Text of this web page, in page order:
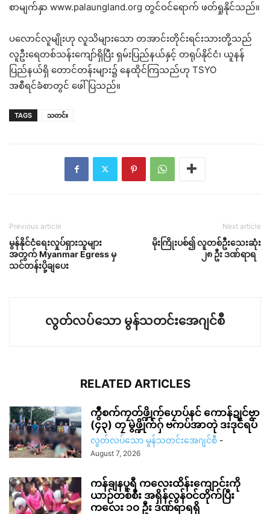
စာမျက်နှာ www.palaungland.org တွင်ဝင်ရောက် ဖတ်ရှုနိုင်သည်။
ပလောင်လူမျိုးဟု လူသိများသော တအာင်းတိုင်းရင်းသားတို့သည်
လူဦးရေတစ်သန်းကျော်ရှိပြီး ရှမ်းပြည်နယ်နှင့် တရုပ်နိုင်ငံ၊ ယူနန်
ပြည်နယ်ရှိ တောင်တန်းများ၌ နေထိုင်ကြသည်ဟု TSYO
အစီရင်ခံစာတွင် ဖေါ်ပြသည်။
TAGS သတင်း
Previous article
မွန်နိုင်ငံရေးလှုပ်ရှားသူများ
အတွက် Myanmar Egress မှ
သင်တန်းပို့ချပေး
Next article
မိုးကြိုးပစ်၍ လူတစ်ဦးသေးဆုံး
၂၈ ဦး ဒဏ်ရာရ
လွတ်လပ်သော မွန်သတင်းအေဂျင်စီ
RELATED ARTICLES
ကွဳစက်ကၠတ်ဖ္ဍိုက်ပၠောပ်နင် ကောန်ဍုင်ဗၟာ
(၄၃) တၠ မွဲဖ္ဍိုက်ဂှ် ဗကပ်အာတုဲ ဒးဒုင်ရပ်
လွတ်လပ်သော မွန်သတင်းအေဂျင်စီ -
August 7, 2026
ကန်ချနပူရီ ကလေးထိန်းကျောင်းကို
ယာဉ်တစ်စီး အရှိန်လွန်ဝင်တိုက်ပြီး
ကလေး ၁၀ ဦး ဒဏ်ရာရရှိ